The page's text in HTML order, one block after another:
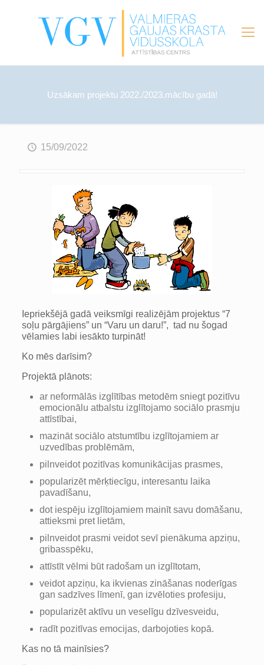
Uzsākam projektu 2022./2023.mācību gadā!
15/09/2022
Iepriekšējā gadā veiksmīgi realizējām projektus “7
soļu pārgājiens” un “Varu un daru!”, tad nu šogad
vēlamies labi iesākto turpināt!
Ko mēs darīsim?
Projektā plānots:
ar neformālās izglītības metodēm sniegt pozitīvu
emocionālu atbalstu izglītojamo sociālo prasmju
attīstībai,
mazināt sociālo atstumtību izglītojamiem ar
uzvedības problēmām,
pilnveidot pozitīvas komunikācijas prasmes,
popularizēt mērķtiecīgu, interesantu laika
pavadīšanu,
dot iespēju izglītojamiem mainīt savu domāšanu,
attieksmi pret lietām,
pilnveidot prasmi veidot sevī pienākuma apziņu,
gribasspēku,
attīstīt vēlmi būt radošam un izglītotam,
veidot apziņu, ka ikvienas zināšanas noderīgas
gan sadzīves līmenī, gan izvēloties profesiju,
popularizēt aktīvu un veselīgu dzīvesveidu,
radīt pozitīvas emocijas, darbojoties kopā.
Kas no tā mainīsies?